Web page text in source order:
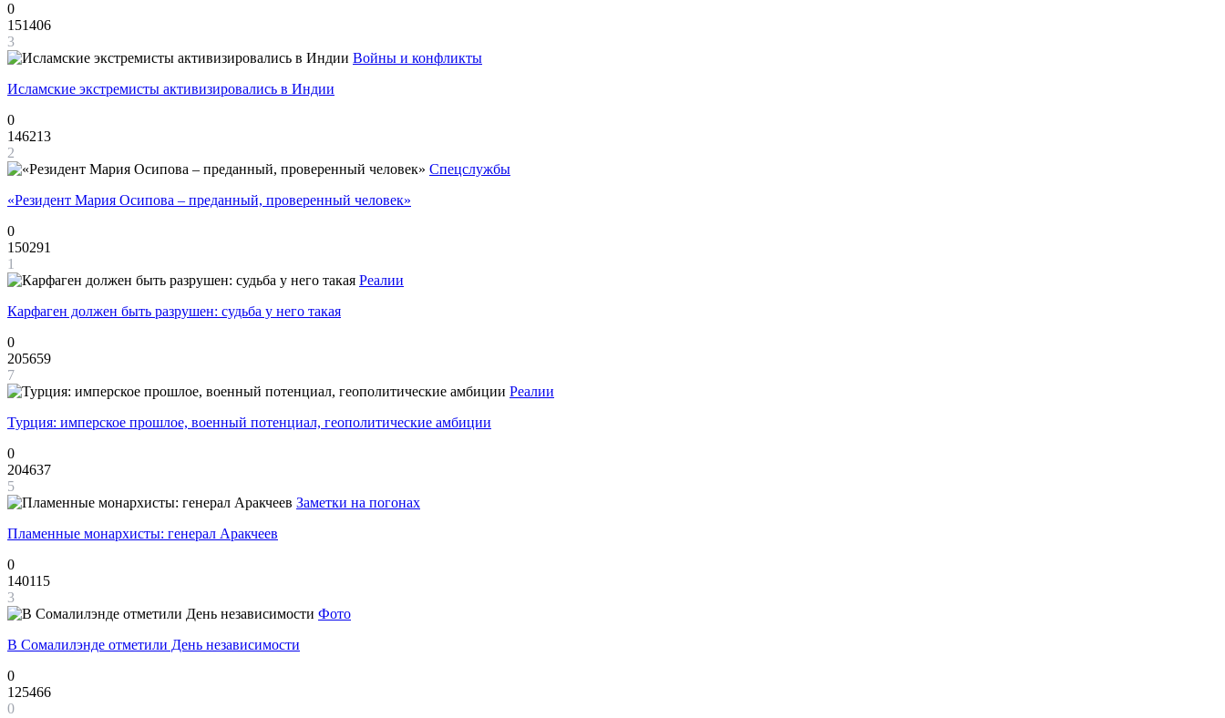
0
151406
3
Войны и конфликты
Исламские экстремисты активизировались в Индии
0
146213
2
Спецслужбы
«Резидент Мария Осипова – преданный, проверенный человек»
0
150291
1
Реалии
Карфаген должен быть разрушен: судьба у него такая
0
205659
7
Реалии
Турция: имперское прошлое, военный потенциал, геополитические амбиции
0
204637
5
Заметки на погонах
Пламенные монархисты: генерал Аракчеев
0
140115
3
Фото
В Сомалилэнде отметили День независимости
0
125466
0